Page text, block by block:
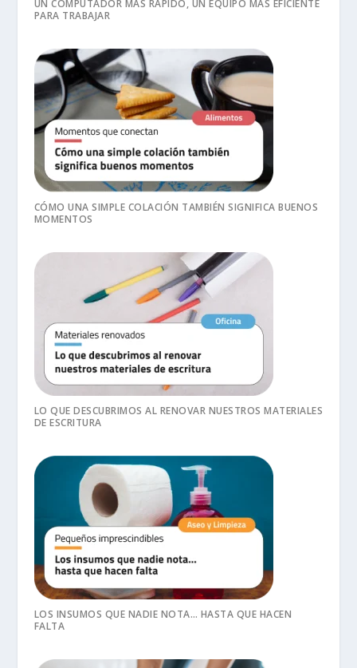
UN COMPUTADOR MÁS RÁPIDO, UN EQUIPO MÁS EFICIENTE
PARA TRABAJAR
CÓMO UNA SIMPLE COLACIÓN TAMBIÉN SIGNIFICA BUENOS
MOMENTOS
LO QUE DESCUBRIMOS AL RENOVAR NUESTROS MATERIALES
DE ESCRITURA
LOS INSUMOS QUE NADIE NOTA… HASTA QUE HACEN
FALTA